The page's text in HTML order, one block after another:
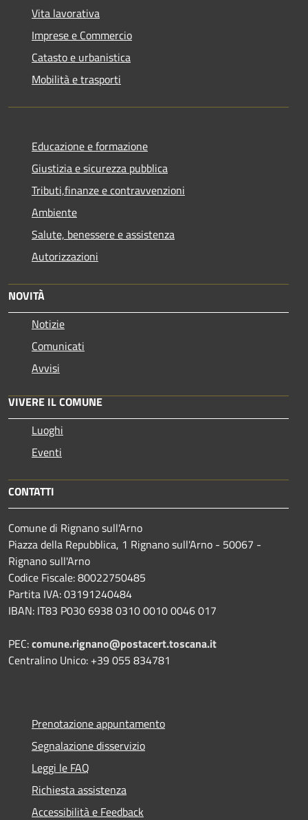
Vita lavorativa
Imprese e Commercio
Catasto e urbanistica
Mobilità e trasporti
Educazione e formazione
Giustizia e sicurezza pubblica
Tributi,finanze e contravvenzioni
Ambiente
Salute, benessere e assistenza
Autorizzazioni
NOVITÀ
Notizie
Comunicati
Avvisi
VIVERE IL COMUNE
Luoghi
Eventi
CONTATTI
Comune di Rignano sull'Arno
Piazza della Repubblica, 1 Rignano sull'Arno - 50067 -
Rignano sull'Arno
Codice Fiscale: 80022750485
Partita IVA: 03191240484
IBAN: IT83 P030 6938 0310 0010 0046 017
PEC:comune.rignano@postacert.toscana.it
Centralino Unico: +39 055 834781
Prenotazione appuntamento
Segnalazione disservizio
Leggi le FAQ
Richiesta assistenza
Accessibilità e Feedback